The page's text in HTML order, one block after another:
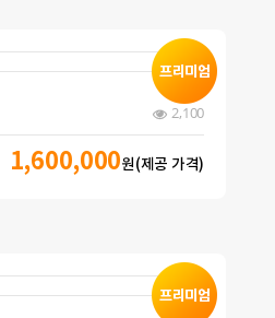
2,100
1,600,000원(제공 가격)